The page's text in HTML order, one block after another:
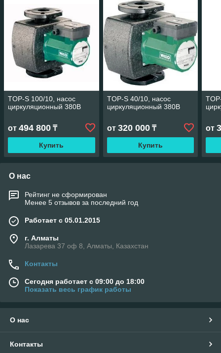
TOP-S 100/10, насос
циркуляционный 380В
от 494 800 ₸
Купить
TOP-S 40/10, насос
циркуляционный 380В
от 320 000₸
Купить
от
О нас
Рейтинг не сформирован
Менее 5 отзывов за последний год
Работает с 05.01.2015
г. Алматы
Лазарева 37 оф 8, Алматы, Казахстан
Контакты
Сегодня работает с 09:00 до 18:00
Показать весь график работы
О нас
Контакты